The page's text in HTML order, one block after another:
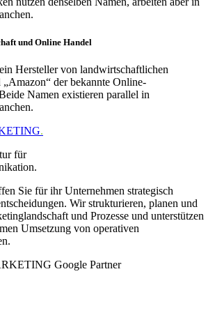
und Online Handel
Hersteller von landwirtschaftlichen
der bekannte Online-
Namen existieren parallel in
.
für
Sie für ihr Unternehmen strategisch
Wir strukturieren, planen und
und Prozesse und unterstützen
Umsetzung von operativen